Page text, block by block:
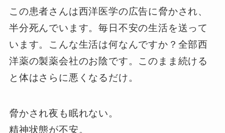
この患者さんは西洋医学の広告に脅かされ、
半分死んでいます。毎日不安の生活を送って
います。こんな生活は何なんですか？全部西
洋薬の製薬会社のお陰です。このまま続ける
と体はさらに悪くなるだけ。
脅かされ夜も眠れない。
精神状態が不安。